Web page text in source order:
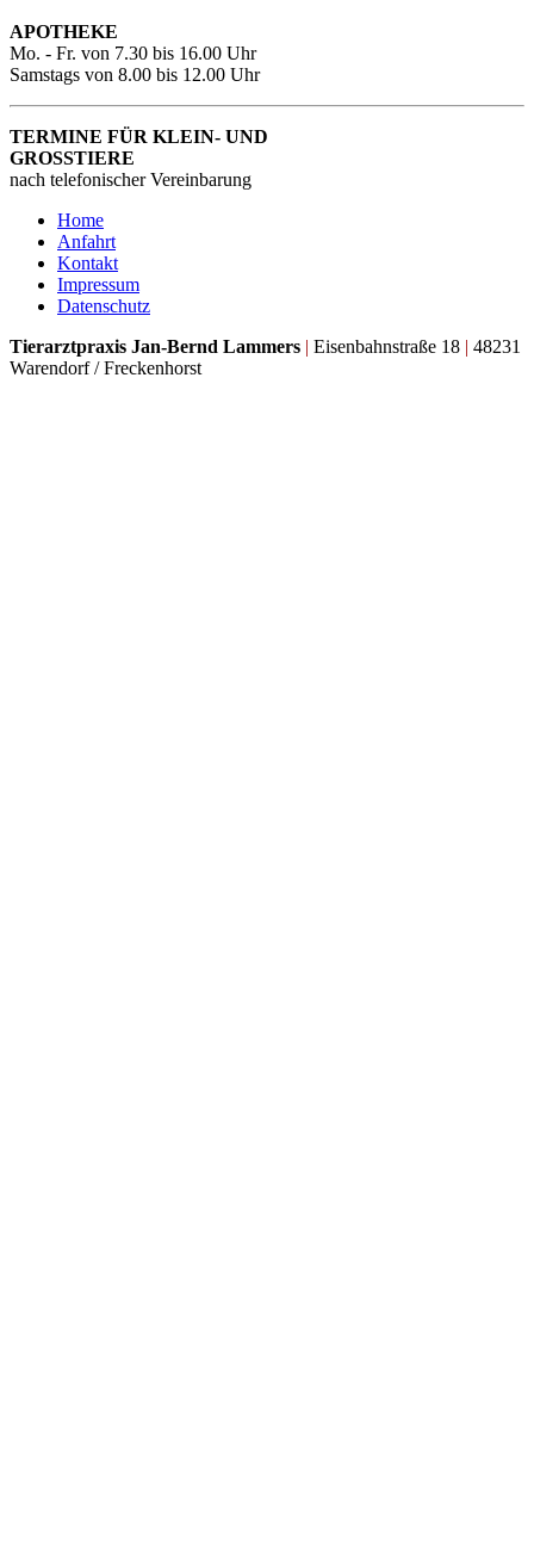
APOTHEKE
Mo. - Fr. von 7.30 bis 16.00 Uhr
Samstags von 8.00 bis 12.00 Uhr
TERMINE FÜR KLEIN- UND
GROSSTIERE
nach telefonischer Vereinbarung
Home
Anfahrt
Kontakt
Impressum
Datenschutz
Tierarztpraxis Jan-Bernd Lammers | Eisenbahnstraße 18 | 48231
Warendorf / Freckenhorst